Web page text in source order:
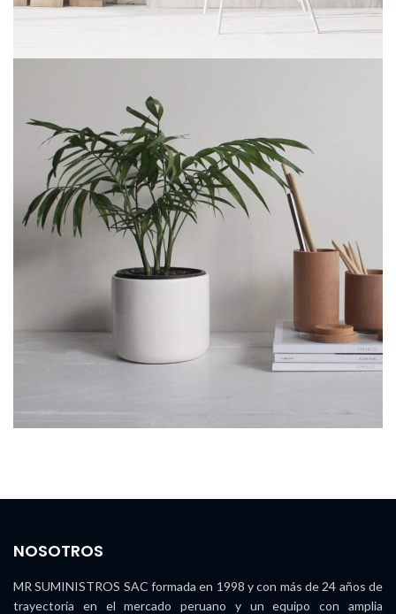
NOSOTROS
MR SUMINISTROS SAC formada en 1998 y con más de 24 años de
trayectoria en el mercado peruano y un equipo con amplia